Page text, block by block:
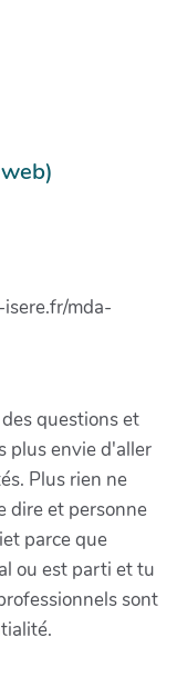
mda-
questions et
plus envie d'aller
Plus rien ne
dire et personne
parce que
ou est parti et tu
sont